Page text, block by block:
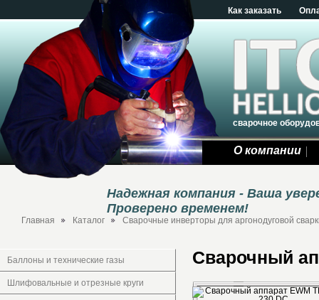
Как заказать
сварочное
О компании
Надежная компания - Ваша
Проверено временем!
Главная Каталог Сварочные инверторы для аргонодуговой
Баллоны и технические газы
Шлифовальные и отрезные круги
Сварочный